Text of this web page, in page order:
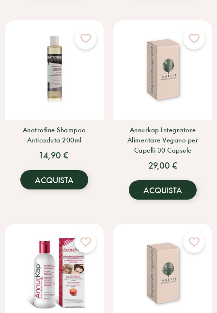
Anatrofine Shampoo
Anticaduta 200ml
14,90 €
ACQUISTA
Annurkap Integratore
Alimentare Vegano per
Capelli 30 Capsule
29,00 €
ACQUISTA